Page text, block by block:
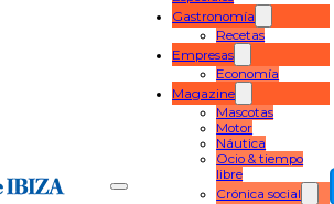
Gastronomía
Recetas
Empresas
Economía
Magazine
Mascotas
Motor
Náutica
Ocio & tiempo
libre
Crónica social